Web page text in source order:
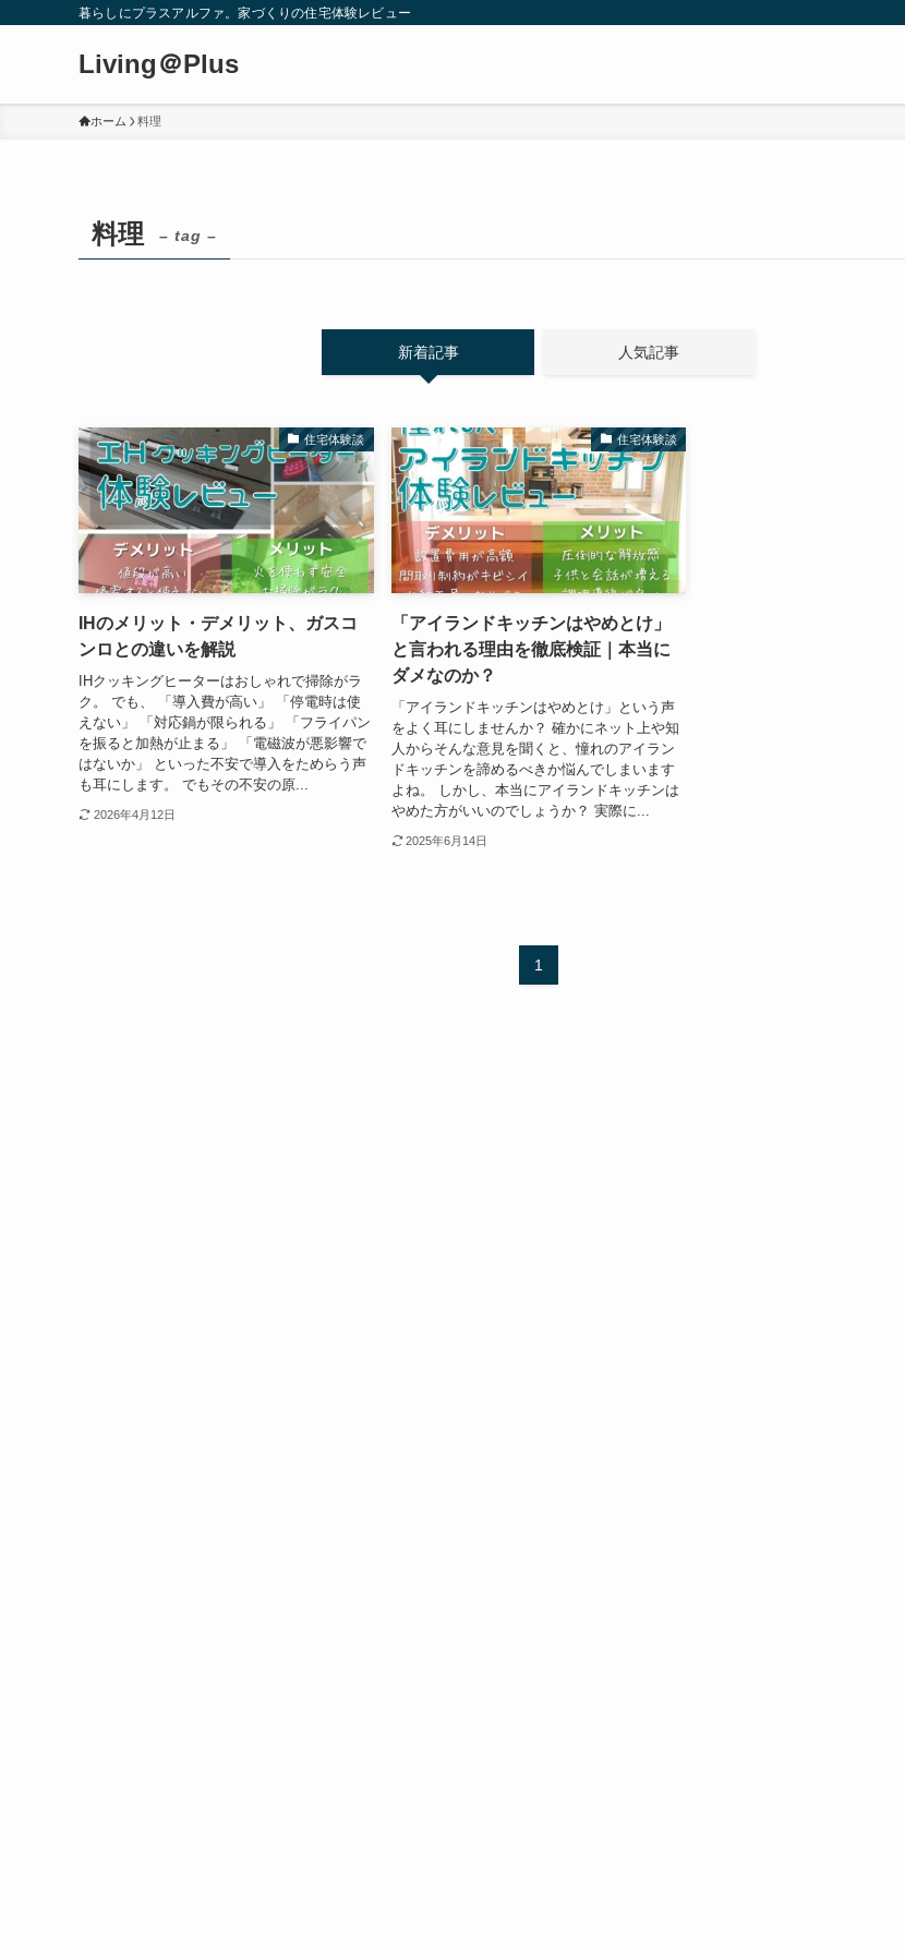
暮らしにプラスアルファ。家づくりの住宅体験レビュー
Living＠Plus
ホーム 料理
料理 – tag –
新着記事 人気記事
住宅体験談
IHのメリット・デメリット、ガスコ
ンロとの違いを解説
IHクッキングヒーターはおしゃれで掃除がラ
ク。 でも、 「導入費が高い」 「停電時は使
えない」 「対応鍋が限られる」 「フライパン
を振ると加熱が止まる」 「電磁波が悪影響で
はないか」 といった不安で導入をためらう声
も耳にします。 でもその不安の原...
2026年4月12日
住宅体験談
「アイランドキッチンはやめとけ」
と言われる理由を徹底検証｜本当に
ダメなのか？
「アイランドキッチンはやめとけ」という声
をよく耳にしませんか？ 確かにネット上や知
人からそんな意見を聞くと、憧れのアイラン
ドキッチンを諦めるべきか悩んでしまいます
よね。 しかし、本当にアイランドキッチンは
やめた方がいいのでしょうか？ 実際に...
2025年6月14日
1